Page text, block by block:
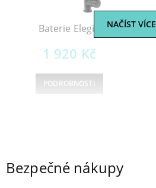
Baterie Elegio
1 920 Kč
PODROBNOSTI
→
NAČÍST VÍCE
Bezpečné nákupy